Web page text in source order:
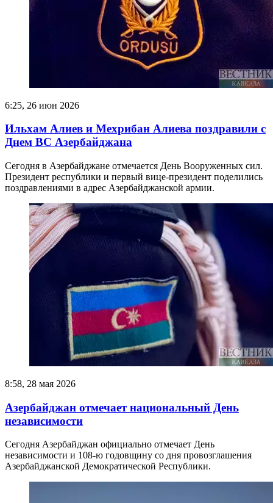
6:25, 26 июн 2026
Ильхам Алиев и Мехрибан Алиева поздравили с
Днем ВС Азербайджана
Сегодня в Азербайджане отмечается День Вооруженных сил.
Президент республики и первый вице-президент поделились
поздравлениями в адрес Азербайджанской армии.
8:58, 28 мая 2026
Азербайджан отмечает национальный День
независимости
Сегодня Азербайджан официально отмечает День
независимости и 108-ю годовщину со дня провозглашения
Азербайджанской Демократической Республики.